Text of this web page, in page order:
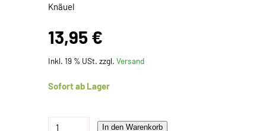
Knäuel
13,95 €
Inkl. 19 % USt. zzgl.Versand
Sofort ab Lager
In den Warenkorb